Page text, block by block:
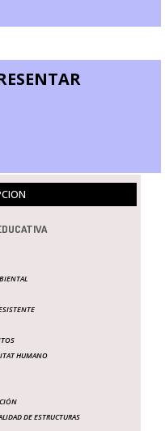
HUMANO
DE ESTRUCTURAS